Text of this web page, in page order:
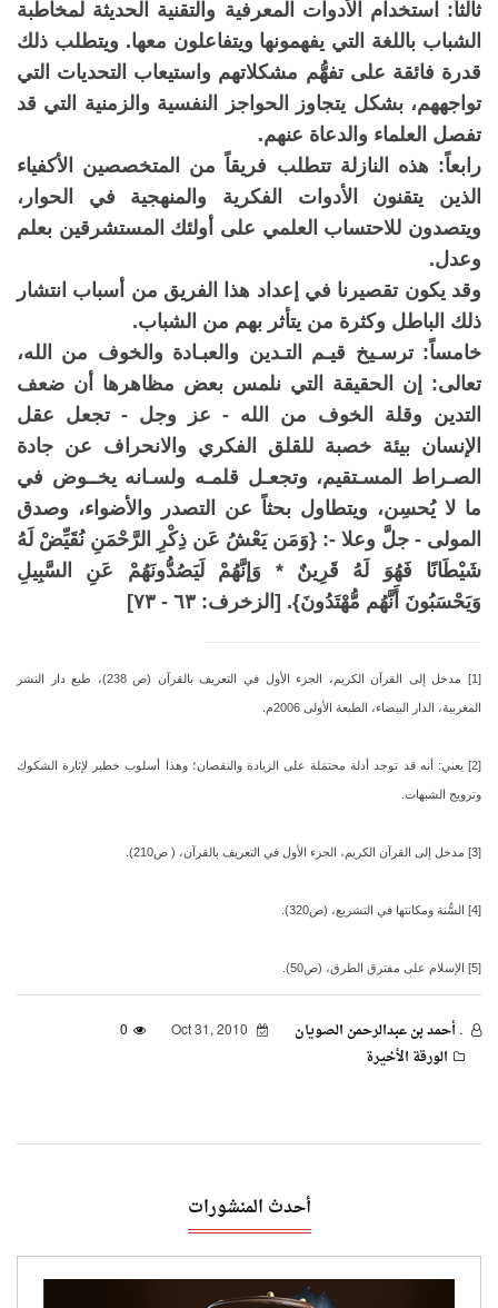
ثالثاً: استخدام الأدوات المعرفية والتقنية الحديثة لمخاطبة
الشباب باللغة التي يفهمونها ويتفاعلون معها. ويتطلب ذلك
قدرة فائقة على تفهُّم مشكلاتهم واستيعاب التحديات التي
تواجههم، بشكل يتجاوز الحواجز النفسية والزمنية التي قد
تفصل العلماء والدعاة عنهم.
رابعاً: هذه النازلة تتطلب فريقاً من المتخصصين الأكفياء
الذين يتقنون الأدوات الفكرية والمنهجية في الحوار،
ويتصدون للاحتساب العلمي على أولئك المستشرقين بعلم
وعدل.
وقد يكون تقصيرنا في إعداد هذا الفريق من أسباب انتشار
ذلك الباطل وكثرة من يتأثر بهم من الشباب.
خامساً: ترسـيخ قيـم التـدين والعبـادة والخوف من الله،
تعالى: إن الحقيقة التي نلمس بعض مظاهرها أن ضعف
التدين وقلة الخوف من الله - عز وجل - تجعل عقل
الإنسان بيئة خصبة للقلق الفكري والانحراف عن جادة
الصـراط المسـتقيم، وتجعـل قلمـه ولسـانه يخــوض في
ما لا يُحسِن، ويتطاول بحثاً عن التصدر والأضواء، وصدق
المولى - جلَّ وعلا -: {وَمَن يَعْشُ عَن ذِكْرِ الرَّحْمَنِ نُقَيِّضْ لَهُ
شَيْطَانًا فَهُوَ لَهُ قَرِينٌ* وَإنَّهُمْ لَيَصُدُّونَهُمْ عَنِ السَّبِيلِ
وَيَحْسَبُونَ أَنَّهُم مُّهْتَدُونَ}. [الزخرف: ٦٣ - ٧٣]
[1] مدخل إلى القرآن الكريم، الجزء الأول في التعريف بالقرآن (ص 238)، طبع دار النشر
المغربية، الدار البيضاء، الطبعة الأولى 2006م.
[2] يعني: أنه قد توجد أدلة محتمَلة على الزيادة والنقصان؛ وهذا أسلوب خطير لإثارة الشكوك
وترويج الشبهات.
[3] مدخل إلى القرآن الكريم، الجزء الأول في التعريف بالقرآن، ( ص210).
[4] السُّنة ومكانتها في التشريع، (ص320).
[5] الإسلام على مفترق الطرق، (ص50).
. أحمد بن عبدالرحمن الصويان
0
الورقة الأخيرة
أحدث المنشورات